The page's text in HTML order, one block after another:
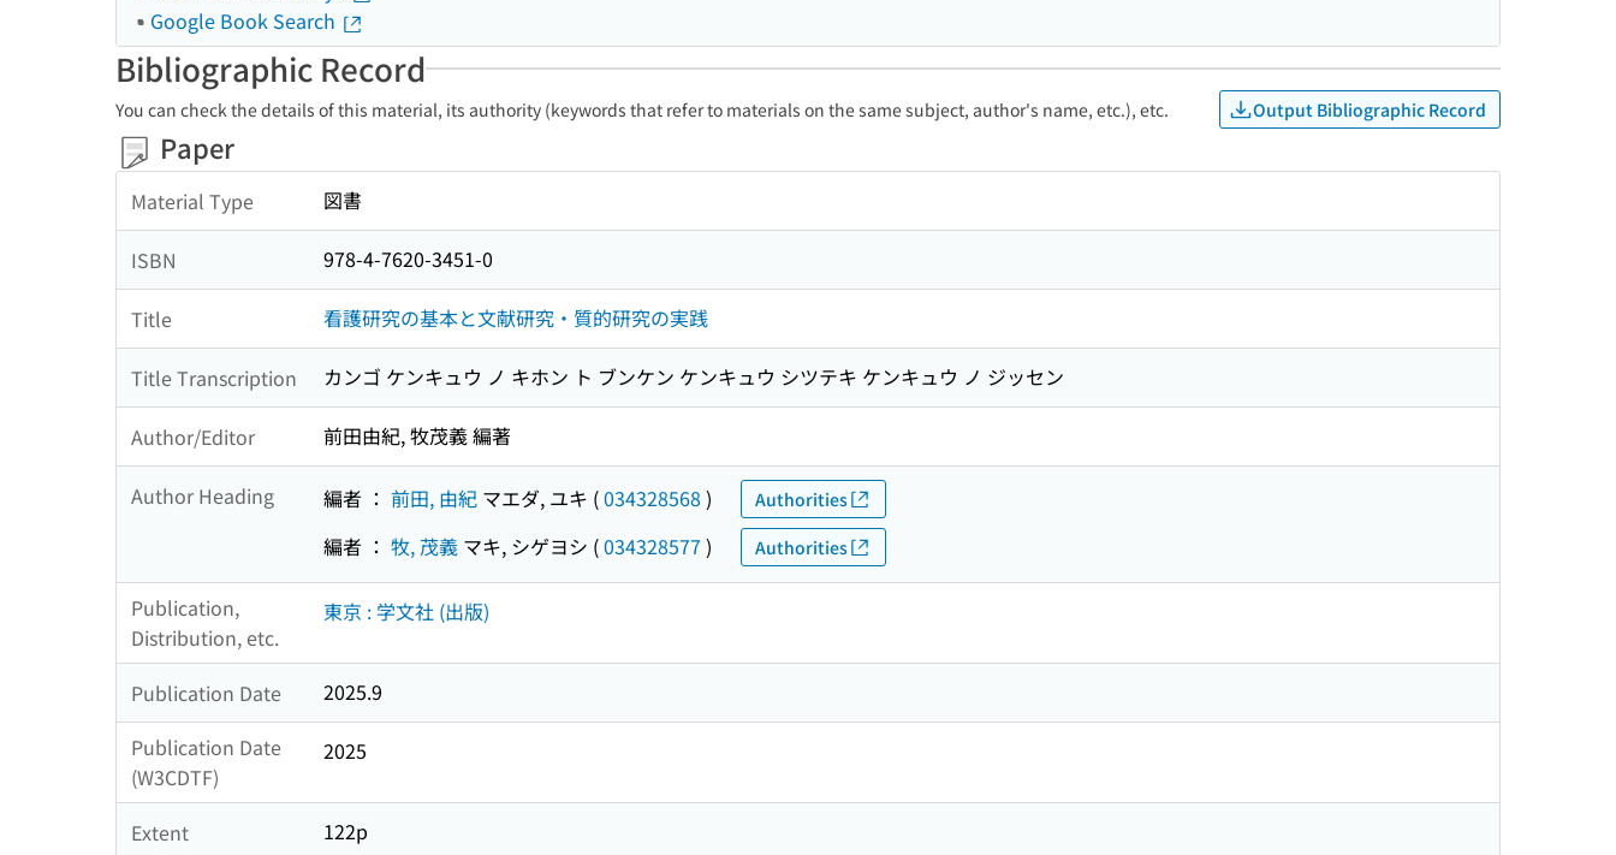
Google Book Search
Bibliographic Record
You can check the details of this material, its authority (keywords that refer to materials on the same subject, author's name, etc.), etc. Output Bibliographic Record
Paper
Material Type 図書
ISBN 978-4-7620-3451-0
Title 看護研究の基本と文献研究・質的研究の実践
Title Transcription カンゴ ケンキュウ ノ キホン ト ブンケン ケンキュウ シツテキ ケンキュウ ノ ジッセン
Author/Editor 前田由紀, 牧茂義 編著
Author Heading 編者 ： 前田, 由紀 マエダ, ユキ (034328568 ) Authorities
編者 ： 牧, 茂義 マキ, シゲヨシ (034328577 ) Authorities
Publication,
Distribution, etc.
東京 : 学文社 (出版)
Publication Date
2025.9
Publication Date
(W3CDTF)
2025
Extent 122p